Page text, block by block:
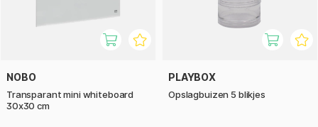
NOBO
Transparant mini whiteboard
30x30 cm
PLAYBOX
Opslagbuizen 5 blikjes